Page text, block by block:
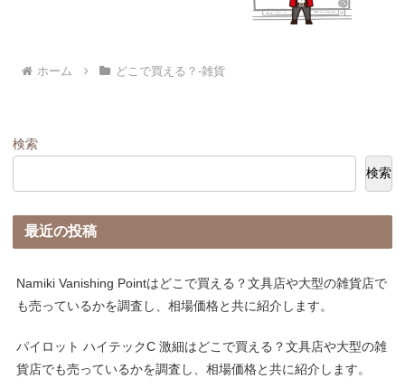
ホーム どこで買える？-雑貨
検索
検索
最近の投稿
Namiki Vanishing Pointはどこで買える？文具店や大型の雑貨店で
も売っているかを調査し、相場価格と共に紹介します。
パイロット ハイテックC 激細はどこで買える？文具店や大型の雑
貨店でも売っているかを調査し、相場価格と共に紹介します。